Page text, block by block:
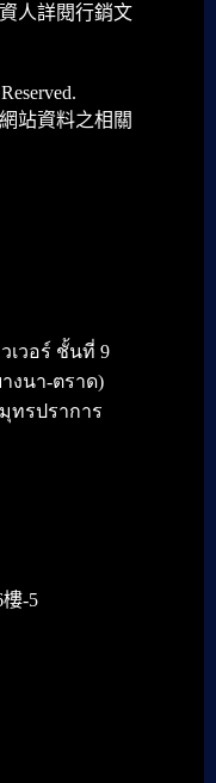
人詳閱行銷文
站資料之相關
เวอร์ ชั้นที่ 9
งนา-ตราด)
ทรปราการ
-5